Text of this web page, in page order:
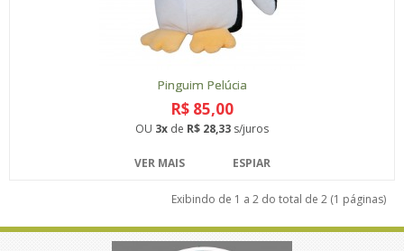
Pinguim Pelúcia
R$ 85,00
OU 3x de R$ 28,33 s/juros
VER MAIS ESPIAR
Exibindo de 1 a 2 do total de 2 (1 páginas)